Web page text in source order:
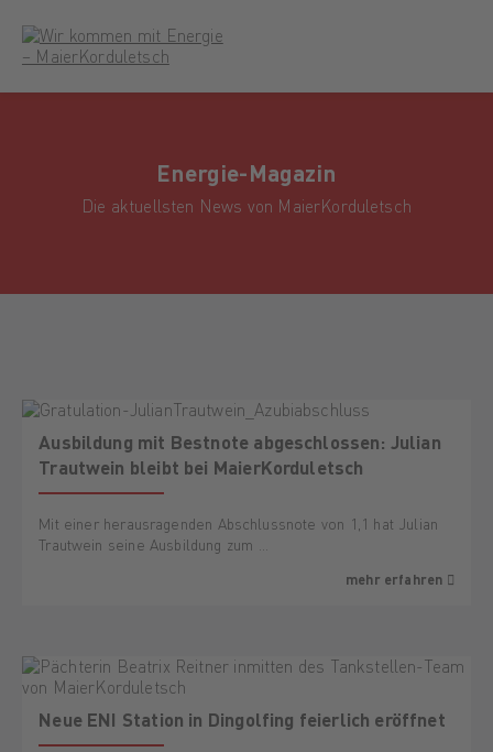
Energie-Magazin
Die aktuellsten News von MaierKorduletsch
Ausbildung mit Bestnote abgeschlossen: Julian
Trautwein bleibt bei MaierKorduletsch
Mit einer herausragenden Abschlussnote von 1,1 hat Julian
Trautwein seine Ausbildung zum …
mehr erfahren
Neue ENI Station in Dingolfing feierlich eröffnet